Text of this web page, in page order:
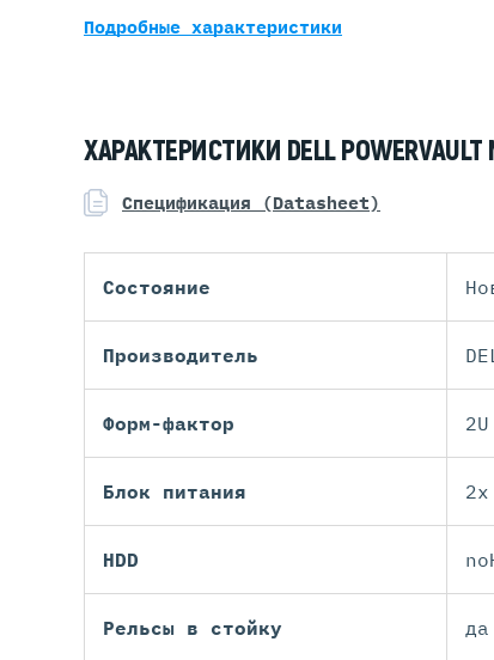
Подробные характеристики
ХАРАКТЕРИСТИКИ DELL POWERVAULT
Спецификация (Datasheet)
Состояние
Производитель
Форм-фактор 2U
Блок питания
HDD
Рельсы в стойку да